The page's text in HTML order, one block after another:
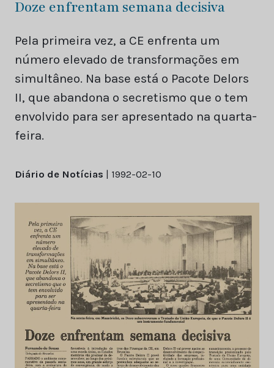
Doze enfrentam semana decisiva
Pela primeira vez, a CE enfrenta um
número elevado de transformações em
simultâneo. Na base está o Pacote Delors
II, que abandona o secretismo que o tem
envolvido para ser apresentado na quarta-
feira.
Diário de Notícias | 1992-02-10